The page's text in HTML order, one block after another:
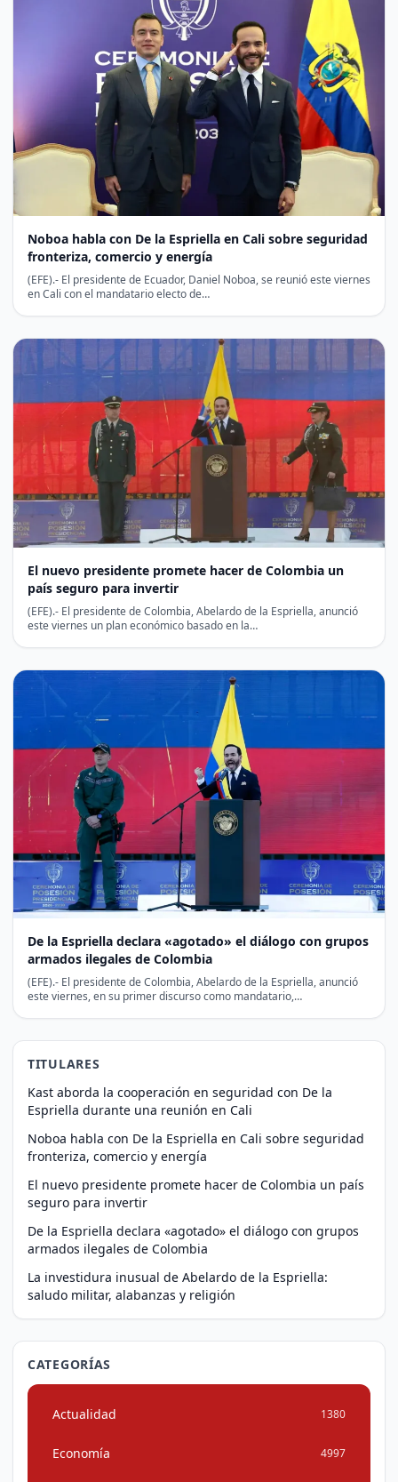
Noboa habla con De la Espriella en Cali sobre seguridad
fronteriza, comercio y energía
(EFE).- El presidente de Ecuador, Daniel Noboa, se reunió este viernes
en Cali con el mandatario electo de…
El nuevo presidente promete hacer de Colombia un
país seguro para invertir
(EFE).- El presidente de Colombia, Abelardo de la Espriella, anunció
este viernes un plan económico basado en la…
De la Espriella declara «agotado» el diálogo con grupos
armados ilegales de Colombia
(EFE).- El presidente de Colombia, Abelardo de la Espriella, anunció
este viernes, en su primer discurso como mandatario,…
TITULARES
Kast aborda la cooperación en seguridad con De la
Espriella durante una reunión en Cali
Noboa habla con De la Espriella en Cali sobre seguridad
fronteriza, comercio y energía
El nuevo presidente promete hacer de Colombia un país
seguro para invertir
De la Espriella declara «agotado» el diálogo con grupos
armados ilegales de Colombia
La investidura inusual de Abelardo de la Espriella:
saludo militar, alabanzas y religión
CATEGORÍAS
Actualidad 1380
Economía 4997